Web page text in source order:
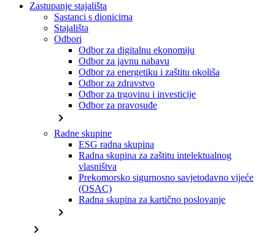
Zastupanje stajališta
Sastanci s dionicima
Stajališta
Odbori
Odbor za digitalnu ekonomiju
Odbor za javnu nabavu
Odbor za energetiku i zaštitu okoliša
Odbor za zdravstvo
Odbor za trgovinu i investicije
Odbor za pravosuđe
chevron_right
Radne skupine
ESG radna skupina
Radna skupina za zaštitu intelektualnog
vlasništva
Prekomorsko sigurnosno savjetodavno vijeće
(OSAC)
Radna skupina za kartično poslovanje
chevron_right
chevron_right